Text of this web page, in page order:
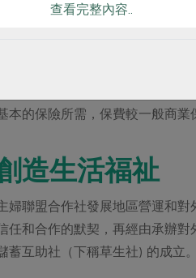
菁英營分別在2016年與2019年皆至
金，透過平日累積的信用，以
定金額的貸款保險，保費由互
的保險所需，保費較一般商業
造生活福祉
婦聯盟合作社發展地區營運和
任和合作的默契，再經由承辦
互助社（下稱草生社) 的成立。
查看完整內容..